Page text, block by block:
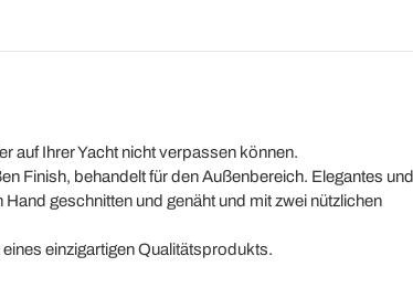
auf Ihrer Yacht nicht verpassen können.
Finish, behandelt für den Außenbereich. Elegantes und
geschnitten und genäht und mit zwei nützlichen
einzigartigen Qualitätsprodukts.